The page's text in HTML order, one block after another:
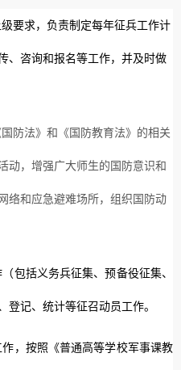
要求，负责制定每年征兵工作计
、咨询和报名等工作，并及时做
防法》和《国防教育法》的相关
动，增强广大师生的国防意识和
络和应急避难场所，组织国防动
包括义务兵征集、预备役征集、
登记、统计等征召动员工作。
，按照《普通高等学校军事课教